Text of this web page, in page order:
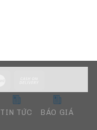
TIN TỨC BÁO GIÁ